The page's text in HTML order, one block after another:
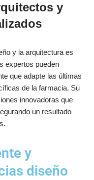
y
y la arquitectura es
expertos pueden
que adapte las últimas
de la farmacia. Su
innovadoras que
un resultado
y
diseño